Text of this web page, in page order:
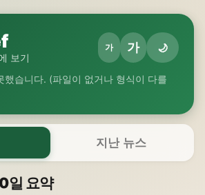
보기
가 가 🌙
했습니다. (파일이 없거나 형식이 다를
지난 뉴스
일 요약